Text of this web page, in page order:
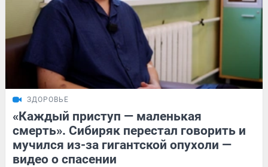
ЗДОРОВЬЕ
«Каждый приступ — маленькая
смерть». Сибиряк перестал говорить и
мучился из-за гигантской опухоли —
видео о спасении